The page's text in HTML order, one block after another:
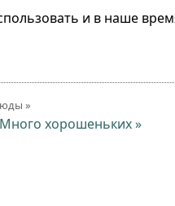
и в наше
»
Много хорошеньких »